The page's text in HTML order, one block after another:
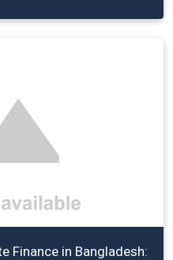
Finance in Bangladesh: